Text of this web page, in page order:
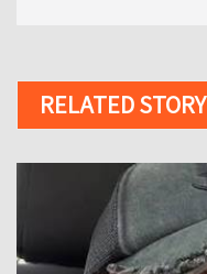
RELATED STORY